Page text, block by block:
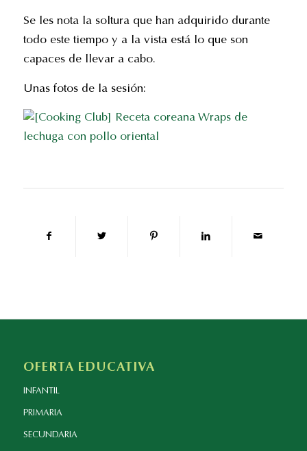
Se les nota la soltura que han adquirido durante
todo este tiempo y a la vista está lo que son
capaces de llevar a cabo.
Unas fotos de la sesión:
OFERTA EDUCATIVA
INFANTIL
PRIMARIA
SECUNDARIA